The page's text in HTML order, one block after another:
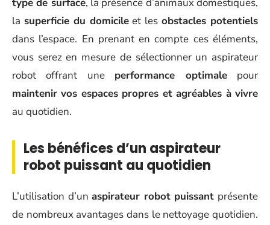
la superficie du domicileet lesobstacles potentiels
dans l’espace. En prenant en compte ces éléments,
vous serez en mesure de sélectionner un aspirateur
robot offrant une performance optimalepour
maintenir vos espaces propres et agréables à vivre
au quotidien.
Les bénéfices d’un aspirateur
robot puissant au quotidien
L’utilisation d’unaspirateur robot puissant présente
de nombreux avantages dans le nettoyage quotidien.